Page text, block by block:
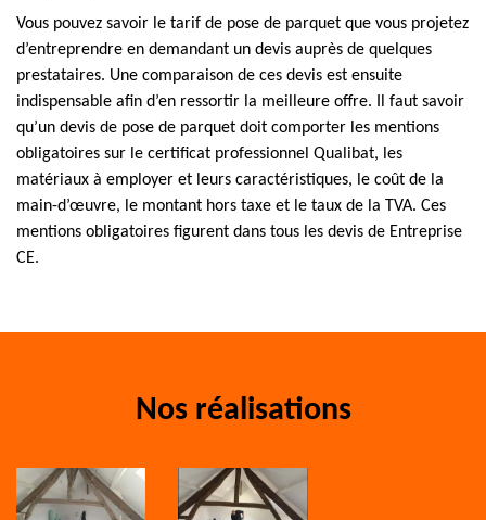
Vous pouvez savoir le tarif de pose de parquet que vous projetez
d’entreprendre en demandant un devis auprès de quelques
prestataires. Une comparaison de ces devis est ensuite
indispensable afin d’en ressortir la meilleure offre. Il faut savoir
qu’un devis de pose de parquet doit comporter les mentions
obligatoires sur le certificat professionnel Qualibat, les
matériaux à employer et leurs caractéristiques, le coût de la
main-d’œuvre, le montant hors taxe et le taux de la TVA. Ces
mentions obligatoires figurent dans tous les devis de Entreprise
CE.
Nos réalisations